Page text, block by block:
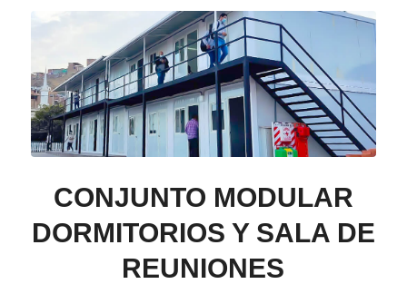
CONJUNTO MODULAR
DORMITORIOS Y SALA DE
REUNIONES